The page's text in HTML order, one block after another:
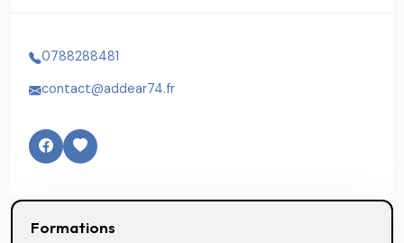
0788288481
contact@addear74.fr
Formations